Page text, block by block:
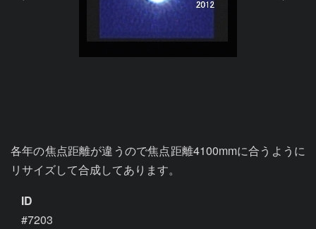
各年の焦点距離が違うので焦点距離4100mmに合うように
リサイズして合成してあります。
ID
#7203